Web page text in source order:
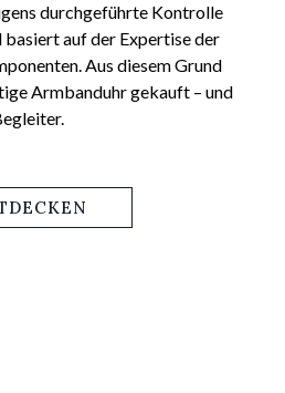
durchgeführte Kontrolle
basiert auf der Expertise der
Aus diesem Grund
Armbanduhr gekauft – und